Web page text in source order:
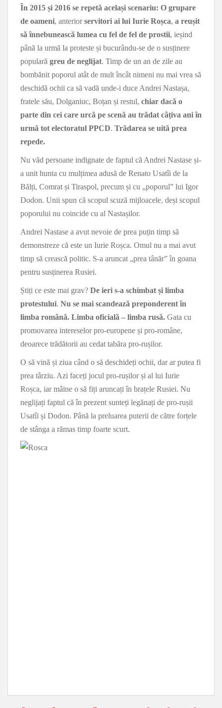
În 2015 și 2016 se repetă același scenariu: O grupare
de oameni, anteriorservitori ai lui Iurie Roșca, a reușit
să înnebunească lumea cu fel de fel de prostii, ieșind
până la urmă la proteste și bucurându-se de o susținere
populară greu de neglijat. Timp de un an de zile au
bombănit poporul atât de mult încât nimeni nu mai vrea să
deschidă ochii ca să vadă unde-i duce Andrei Nastașa,
fratele său, Dolganiuc, Boțan și restul, chiar dacă o
parte din cei care urcă pe scenă au trădat câțiva ani în
urmă tot electoratul PPCD. Trădarea se uită prea
repede.
Nu văd persoane indignate de faptul că Andrei Nastase și-
a unit hunta cu mulțimea adusă de Renato Usatîi de la
Bălți, Comrat și Tiraspol, precum și cu „poporul” lui Igor
Dodon. Unii spun că scopul scuză mijloacele, deși scopul
poporului nu coincide cu al Nastașilor.
Andrei Nastase a avut nevoie de prea puțin timp să
demonstreze că este un Iurie Roșca. Omul nu a mai avut
timp să crească politic. S-a aruncat „prea tânăr” în goana
pentru susținerea Rusiei.
Știți ce este mai grav? De ieri s-a schimbat și limba
protestului. Nu se mai scandează preponderent în
limba română. Limba oficială – limba rusă. Gata cu
promovarea intereselor pro-europene și pro-române,
deoarece trădătorii au cedat tabăra pro-rușilor.
O să vină și ziua când o să deschideți ochii, dar ar putea fi
prea târziu. Azi faceți jocul pro-rușilor și al lui Iurie
Roșca, iar mâine o să fiți aruncați în brațele Rusiei. Nu
neglijați faptul că în prezent sunteți legănați de pro-rușii
Usatîi și Dodon. Până la preluarea puterii de către forțele
de stânga a rămas timp foarte scurt.